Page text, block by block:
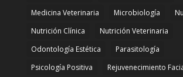
Medicina Veterinaria
Microbiología
Nutrición Clínica
Nutrición Veterinaria
Odontología Estética
Parasitología
Psicología Positiva
Rejuvenecimiento